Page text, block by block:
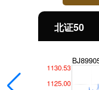
北证50